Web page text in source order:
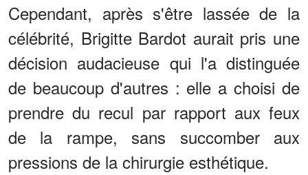
Cependant, après s'être lassée de la
célébrité, Brigitte Bardot aurait pris une
décision audacieuse qui l'a distinguée
de beaucoup d'autres : elle a choisi de
prendre du recul par rapport aux feux
de la rampe, sans succomber aux
pressions de la chirurgie esthétique.